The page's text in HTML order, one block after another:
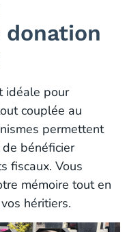
donation
idéale pour
couplée au
permettent
bénéficier
fiscaux. Vous
mémoire tout en
héritiers.